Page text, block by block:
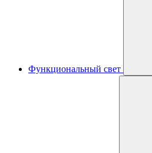
Функциональный свет